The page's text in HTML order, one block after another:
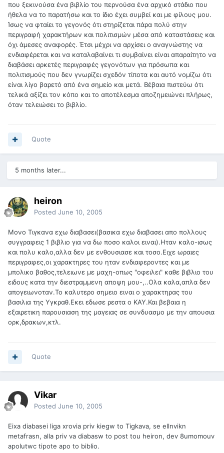
που ξεκινούσα ένα βιβλίο του περνούσα ένα αρχικό στάδιο που
ήθελα να το παρατήσω και το ίδιο έχει συμβεί και με φίλους μου.
Ίσως να φταίει το γεγονός ότι στηρίζεται πάρα πολύ στην
περιγραφή χαρακτήρων και πολιτισμών μέσα από καταστάσεις και
όχι άμεσες αναφορές. Έτσι μέχρι να αρχίσει ο αναγνώστης να
ενδιαφέρεται και να καταλαβαίνει τι συμβαίνει είναι απαραίτητο να
διαβάσει αρκετές περιγραφές γεγονότων για πρόσωπα και
πολιτισμούς που δεν γνωρίζει σχεδόν τίποτα και αυτό νομίζω ότι
είναι λίγο βαρετό από ένα σημείο και μετά. Βέβαια πιστεύω ότι
τελικά αξίζει τον κόπο και το αποτέλεσμα αποζημειώνει πλήρως,
όταν τελειώσει το βιβλίο.
Quote
5 months later...
heiron
Posted June 10, 2005
Μονο Τιγκανα εχω διαβασει(βασικα εχω διαβασει απο πολλους
συγγραφεις 1 βιβλιο για να δω ποσο καλοι ειναι).Ηταν καλο-ισως
και πολυ καλο,αλλα δεν με ενθουσιασε και τοσο.Ειχε ωραιες
περιγραφες,οι χαρακτηρες του ηταν ενδιαφεροντες και με
μπολικο βαθος,τελειωνε με μαχη-οπως "οφειλει" καθε βιβλιο του
ειδους κατα την διεστραμμενη αποψη μου-,..Ολα καλα,απλα δεν
απογειωνοταν.Το καλυτερο σημειο ειναι ο χαρακτηρας του
βασιλια της Υγκραθ.Εκει εδωσε ρεστα ο ΚΑΥ.Και βεβαια η
εξαιρετικη παρουσιαση της μαγειας σε συνδυασμο με την απουσια
ορκ,δρακων,κτλ.
Quote
Vikar
Posted June 10, 2005
Eixa diabasei liga xrovia priv kiegw to Tigkava, se ellnvikn
metafrasn, alla priv va diabasw to post tou heiron, dev 8umomouv
apolutwc tipote apo to biblio.